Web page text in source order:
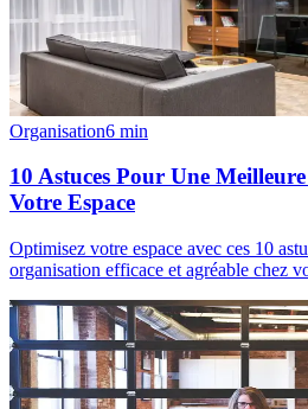
Organisation6 min
10 Astuces Pour Une
Votre Espace
Optimisez votre espace avec ces 10
organisation efficace et agréable chez